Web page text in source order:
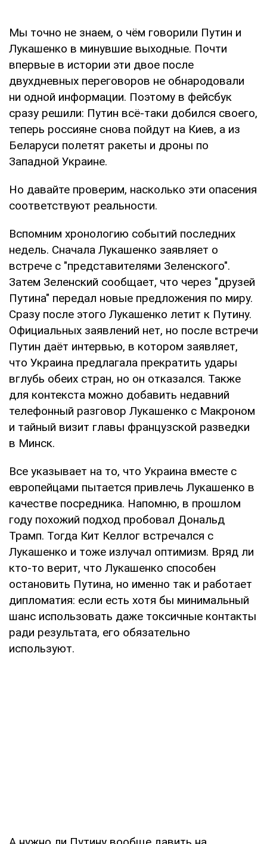
Мы точно не знаем, о чём говорили Путин и
Лукашенко в минувшие выходные. Почти
впервые в истории эти двое после
двухдневных переговоров не обнародовали
ни одной информации. Поэтому в фейсбук
сразу решили: Путин всё-таки добился своего,
теперь россияне снова пойдут на Киев, а из
Беларуси полетят ракеты и дроны по
Западной Украине.
Но давайте проверим, насколько эти опасения
соответствуют реальности.
Вспомним хронологию событий последних
недель. Сначала Лукашенко заявляет о
встрече с "представителями Зеленского".
Затем Зеленский сообщает, что через "друзей
Путина" передал новые предложения по миру.
Сразу после этого Лукашенко летит к Путину.
Официальных заявлений нет, но после встречи
Путин даёт интервью, в котором заявляет,
что Украина предлагала прекратить удары
вглубь обеих стран, но он отказался. Также
для контекста можно добавить недавний
телефонный разговор Лукашенко с Макроном
и тайный визит главы французской разведки
в Минск.
Все указывает на то, что Украина вместе с
европейцами пытается привлечь Лукашенко в
качестве посредника. Напомню, в прошлом
году похожий подход пробовал Дональд
Трамп. Тогда Кит Келлог встречался с
Лукашенко и тоже излучал оптимизм. Вряд ли
кто-то верит, что Лукашенко способен
остановить Путина, но именно так и работает
дипломатия: если есть хотя бы минимальный
шанс использовать даже токсичные контакты
ради результата, его обязательно
используют.